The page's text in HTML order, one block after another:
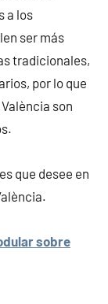
a los
ser más
tradicionales,
por lo que
son
que desee en
sobre